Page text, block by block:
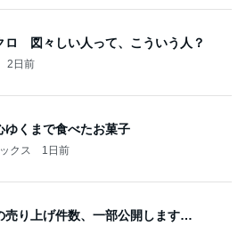
ロ 図々しい人って、こういう人？
2日前
ゆくまで食べたお菓子
クス 1日前
売り上げ件数、一部公開します…